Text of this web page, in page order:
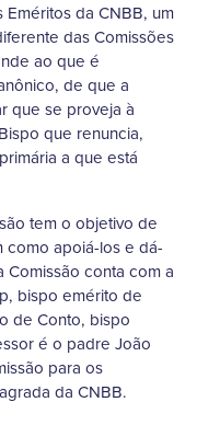
da CNBB, um
das Comissões
ao que é
de que a
que se proveja à
que renuncia,
a que está
tem o objetivo de
como apoiá-los e dá-
Comissão conta com a
bispo emérito de
de Conto, bispo
é o padre João
para os
da CNBB.